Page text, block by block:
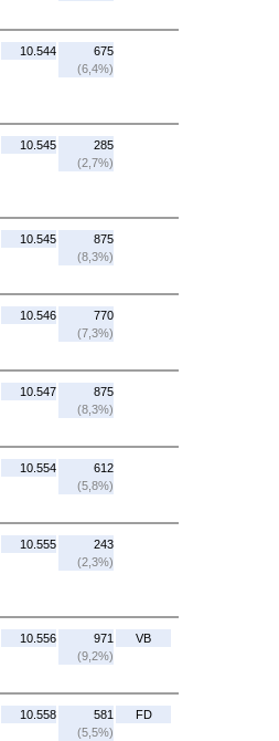
10.544
675
(6,4%)
10.545
285
(2,7%)
10.545
875
(8,3%)
10.546
770
(7,3%)
10.547
875
(8,3%)
10.554
612
(5,8%)
10.555
243
(2,3%)
10.556
971
(9,2%)
VB
10.558
581
(5,5%)
FD